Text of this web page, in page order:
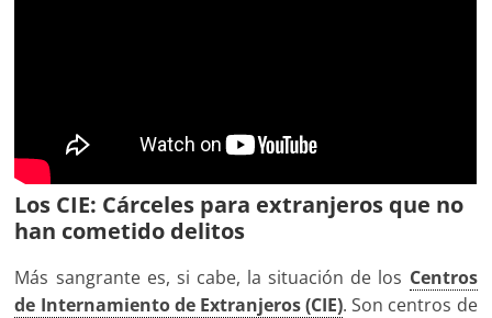
Los CIE: Cárceles para extranjeros que no
han cometido delitos
Más sangrante es, si cabe, la situación de los Centros
de Internamiento de Extranjeros (CIE). Son centros de